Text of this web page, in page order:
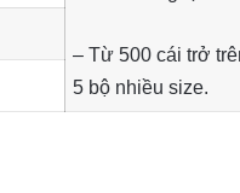
– Từ 500 cái trở
5 bộ nhiều size.